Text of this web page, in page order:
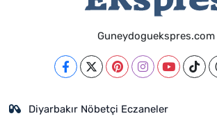
Guneydoguekspres.com
Diyarbakır Nöbetçi Eczaneler